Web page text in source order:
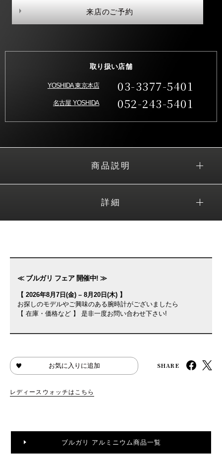
来店のご予約
取り扱い店舗
YOSHIDA 東京本店 03-3377-5401
名古屋 YOSHIDA 052-243-5401
商品説明
詳細
≪ ブルガリ フェア 開催中! ≫
【 2026年8月7日(金) – 8月20日(木) 】
お探しのモデルやご興味のある腕時計がございましたら
【 在庫・価格など 】 是非一度お問い合わせ下さい!
お気に入りに追加 SHARE
レディースウォッチはこちら
ブルガリ アルミニウム商品一覧